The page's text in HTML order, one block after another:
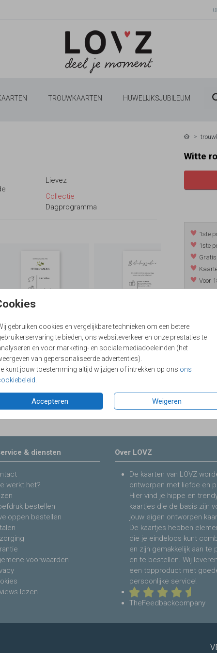
TROUWKAARTEN HUWELIJKSJUBILEUM
gebruiken cookies en vergelijkbare technieken om een betere
te bieden, ons websiteverkeer en onze prestaties te
en voor marketing- en sociale mediadoeleinden (het
van gepersonaliseerde advertenties).
kunt jouw toestemming altijd wijzigen of intrekken op ons ons
Accepteren Weigeren
Lievez
Collectie
Dagprogramma
Witte
1ste
1ste
Voor
*m.u.v.
9.4
& diensten
werkt het?
bestellen
bestellen
voorwaarden
lezen
Over LOVZ
De kaarten van LOVZ
ontworpen met liefde en
Hier vind je hippe en
kaartjes die de basis zijn
jouw eigen ontworpen
De kaartjes hebben
die je eindeloos kunt
en zijn gemakkelijk aan te
en te bestellen. Wij
een topproduct met
persoonlijke service!
TheFeedbackcompany